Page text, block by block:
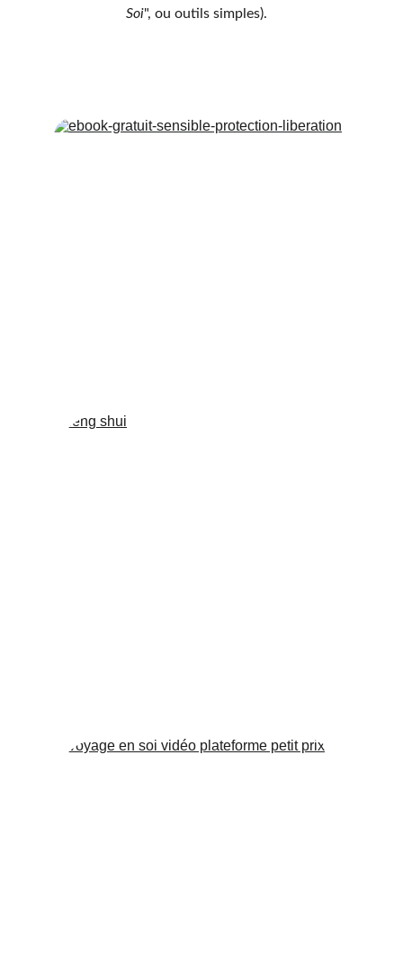
Soi", ou outils simples).